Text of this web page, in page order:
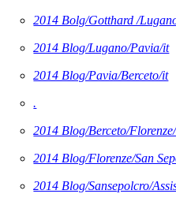
2014 Bolg/Gotthard /
2014 Blog/Lugano/Pavia/it
2014 Blog/Pavia/Berceto/it
.
2014 Blog/Berceto/
2014 Blog/Florenze/San
2014 Blog/Sansepolcro/